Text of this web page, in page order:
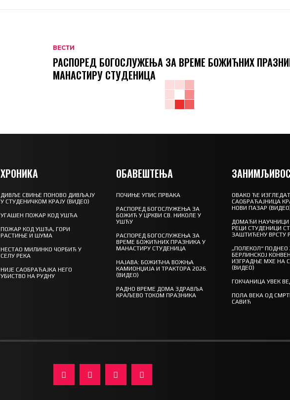
ВЕСТИ
РАСПОРЕД БОГОСЛУЖЕЊА ЗА ВРЕМЕ БОЖИЋНИХ
МАНАСТИРУ СТУДЕНИЦА
ХРОНИКА
ДИВЉЕ СВИЊЕ ПОНОВО ДИВЉАЈУ
У СТУДЕНИЧКОМ КРАЈУ (ВИДЕО)
УГАШЕН ПОЖАР КОД УШЋА
ПОЖАР КОД УШЋА, ГОРИ
РАСТИЊЕ И ШУМА
НЕСТАО МИЛИНКО ЧОРБИЋ У
СЕЛУ РЕКА
НИЈЕ САОБРАЋАЈКА НЕГО
УБИСТВО НА РУДНУ
ОБАВЕШТЕЊА
ПОЧИЊЕ УПИС ПРВАКА
РАСПОРЕД БОГОСЛУЖЕЊА ЗА
БОЖИЋ У ЦРКВИ СВ. НИКОЛЕ У
УШЋУ
РАСПОРЕД БОГОСЛУЖЕЊА ЗА
ВРЕМЕ БОЖИЋНИХ ПРАЗНИКА У
МАНАСТИРУ СТУДЕНИЦА
НАЈАВА: БОЖИЋНА ВОЖЊА
КАМИОНЏИЈА И ТРАКТОРА 2026.
(ВИДЕО)
РАДНО ВРЕМЕ ДОМА ЗДРАВЉА
КРАЉЕВО ТОКОМ ПРАЗНИКА
ОВАКО ЋЕ
САОБРАЋАЈНИЦА
НОВИ ПАЗАР
ДОМАЋИ НАУЧНИЦИ
РЕЦИ СТУДЕНИЦИ
ЗАШТИЋЕНУ ВРСТУ
„ПОЛЕКОЛ“
БЕРЛИНСКОЈ
ИЗГРАДЊЕ МХЕ НА
(ВИДЕО)
ГОКЧАНИЦА УВЕК
ПОЛА ВЕКА ОД
САВИЋ